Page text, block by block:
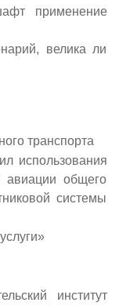
применение
велика ли
транспорта
использования
авиации общего
системы
институт